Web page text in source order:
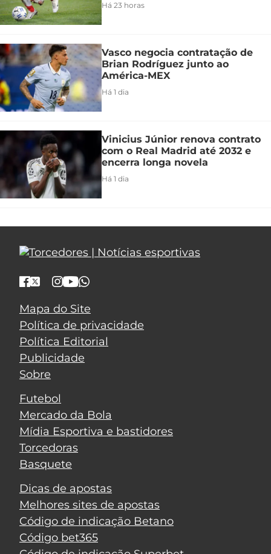
Há 23 horas
Vasco negocia contratação de
Brian Rodríguez junto ao
América-MEX
Há 1 dia
Vinicius Júnior renova contrato
com o Real Madrid até 2032 e
encerra longa novela
Há 1 dia
Mapa do Site
Política de privacidade
Política Editorial
Publicidade
Sobre
Futebol
Mercado da Bola
Mídia Esportiva e bastidores
Torcedoras
Basquete
Dicas de apostas
Melhores sites de apostas
Código de indicação Betano
Código bet365